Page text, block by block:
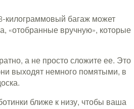
килограммовый багаж может
«отобранные вручную», которые
а не просто сложите ее. Это
выходят немного помятыми, в
ближе к низу, чтобы ваша